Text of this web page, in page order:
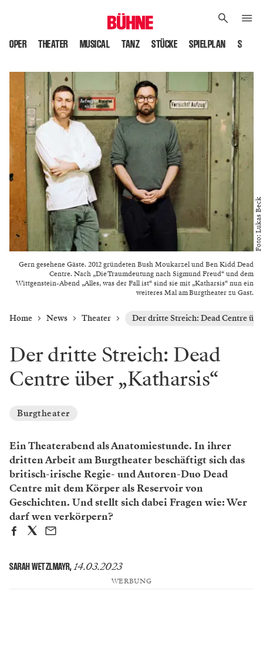
OPER THEATER MUSICAL TANZ STÜCKE SPIELPLAN
Gern gesehene Gäste. 2012 gründeten Bush Moukarzel und Ben Kidd Dead
Centre. Nach „Die Traumdeutung nach Sigmund Freud“ und dem
Wittgenstein-Abend „Alles, was der Fall ist“ sind sie mit „Katharsis“ nun ein
weiteres Mal am Burgtheater zu Gast.
Foto: Lukas Beck
Home News Theater Der dritte Streich: Dead Centre
Der dritte Streich: Dead
Centre über „Katharsis“
Burgtheater
Ein Theaterabend als Anatomiestunde. In ihrer
dritten Arbeit am ­Burgtheater beschäftigt sich das
britisch-irische Regie- und Autoren-Duo Dead
Centre mit dem Körper als Reservoir von
Geschichten. Und stellt sich dabei Fragen wie: Wer
darf wen verkörpern?
SARAH WETZLMAYR, 14.03.2023
WERBUNG